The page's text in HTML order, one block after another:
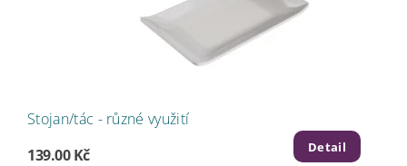
Stojan/tác - různé využití
139.00 Kč
Detail